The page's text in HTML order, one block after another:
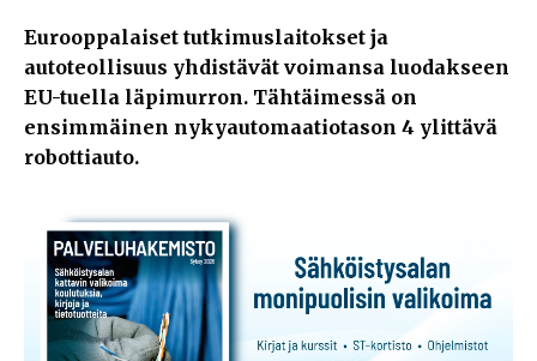
Eurooppalaiset tutkimuslaitokset ja
autoteollisuus yhdistävät voimansa luodakseen
EU-tuella läpimurron. Tähtäimessä on
ensimmäinen nykyautomaatiotason 4 ylittävä
robottiauto.